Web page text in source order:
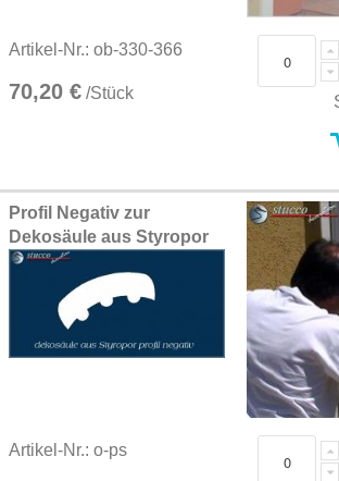
Artikel-Nr.: ob-330-366
70,20 € /Stück
Profil Negativ zur
Dekosäule aus Styropor
Artikel-Nr.: o-ps